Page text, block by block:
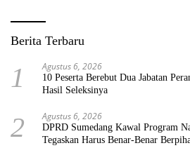
Berita Terbaru
1 Agustus 6, 2026
10 Peserta Berebut Dua Jabatan
Hasil Seleksinya
2 Agustus 6, 2026
DPRD Sumedang Kawal Program
Tegaskan Harus Benar-Benar